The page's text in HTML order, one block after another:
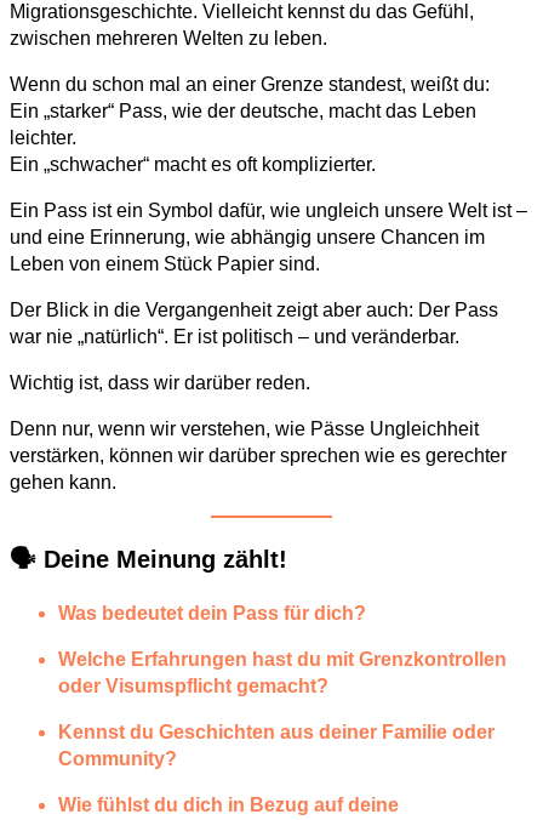
Migrationsgeschichte. Vielleicht kennst du das Gefühl,
zwischen mehreren Welten zu leben.
Wenn du schon mal an einer Grenze standest, weißt du:
Ein „starker“ Pass, wie der deutsche, macht das Leben
leichter.
Ein „schwacher“ macht es oft komplizierter.
Ein Pass ist ein Symbol dafür, wie ungleich unsere Welt ist –
und eine Erinnerung, wie abhängig unsere Chancen im
Leben von einem Stück Papier sind.
Der Blick in die Vergangenheit zeigt aber auch: Der Pass
war nie „natürlich“. Er ist politisch – und veränderbar.
Wichtig ist, dass wir darüber reden.
Denn nur, wenn wir verstehen, wie Pässe Ungleichheit
verstärken, können wir darüber sprechen wie es gerechter
gehen kann.
🗣️ Deine Meinung zählt!
Was bedeutet dein Pass für dich?
Welche Erfahrungen hast du mit Grenzkontrollen
oder Visumspflicht gemacht?
Kennst du Geschichten aus deiner Familie oder
Community?
Wie fühlst du dich in Bezug auf deine